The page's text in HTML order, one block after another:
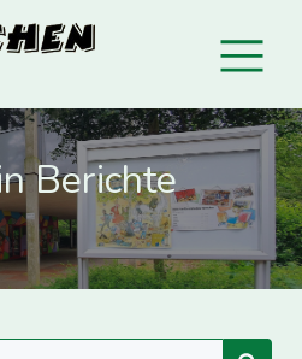
Berichte